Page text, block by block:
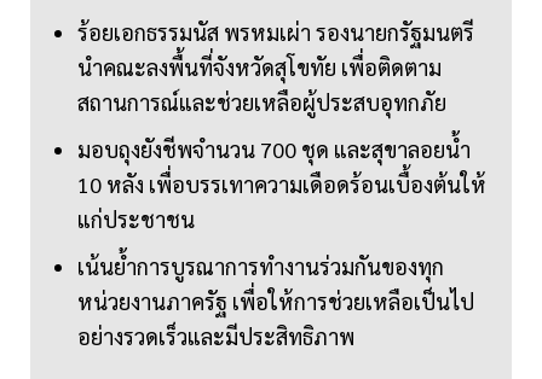
ร้อยเอกธรรมนัส พรหมเผ่า รองนายกรัฐมนตรี
นำคณะลงพื้นที่จังหวัดสุโขทัย เพื่อติดตาม
สถานการณ์และช่วยเหลือผู้ประสบอุทกภัย
มอบถุงยังชีพจำนวน 700 ชุด และสุขาลอยน้ำ
10 หลัง เพื่อบรรเทาความเดือดร้อนเบื้องต้นให้
แก่ประชาชน
เน้นย้ำการบูรณาการทำงานร่วมกันของทุก
หน่วยงานภาครัฐ เพื่อให้การช่วยเหลือเป็นไป
อย่างรวดเร็วและมีประสิทธิภาพ